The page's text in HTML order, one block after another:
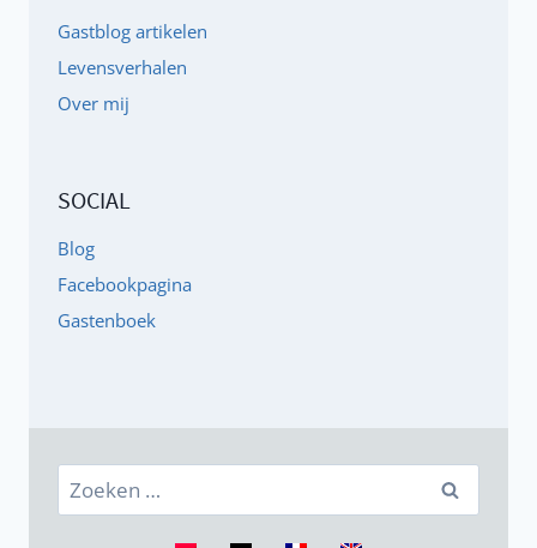
Gastblog artikelen
Levensverhalen
Over mij
SOCIAL
Blog
Facebookpagina
Gastenboek
Zoeken
naar: